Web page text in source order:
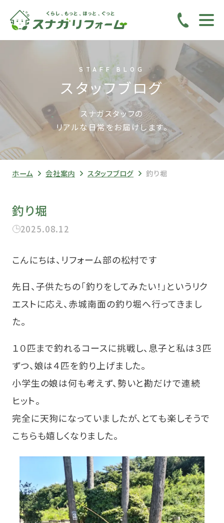
STAFF BLOG
スタッフブログ
スナガスタッフの
リアルな日常をお届けします。
ホーム 会社案内 スタッフブログ 釣り堀
釣り堀
2025.08.12
こんにちは、リフォーム部の松村です
先日、子供たちの「釣りをしてみたい！」というリク
エストに応え、赤城南面の釣り堀へ行ってきまし
た。
１０匹まで釣れるコースに挑戦し、息子と私は３匹
ずつ、娘は４匹を釣り上げました。
小学生の娘は何も考えず、勢いと勘だけで連続
ヒット。
完全に天狗になっていましたが、とても楽しそうで
こちらも嬉しくなりました。